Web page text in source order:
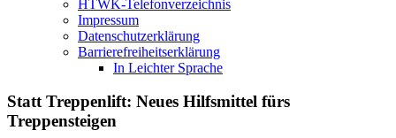
HTWK-Telefonverzeichnis
Impressum
Datenschutzerklärung
Barrierefreiheitserklärung
In Leichter Sprache
Statt Treppenlift: Neues Hilfsmittel fürs
Treppensteigen